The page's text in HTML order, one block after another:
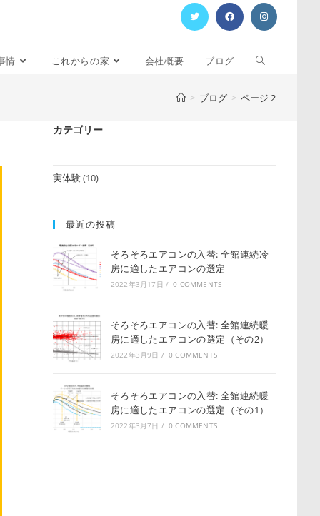
情 これからの家 会社概要 ブログ
> ブログ > ページ 2
カテゴリー
実体験(10)
最近の投稿
そろそろエアコンの入替: 全館連続冷
房に適したエアコンの選定
2022年3月17日 / 0 COMMENTS
そろそろエアコンの入替: 全館連続暖
房に適したエアコンの選定（その2）
2022年3月9日 / 0 COMMENTS
そろそろエアコンの入替: 全館連続暖
房に適したエアコンの選定（その1）
2022年3月7日 / 0 COMMENTS